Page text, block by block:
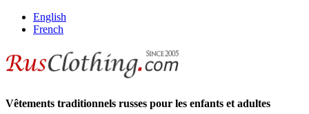
English
French
Vêtements traditionnels russes pour les enfants et adultes